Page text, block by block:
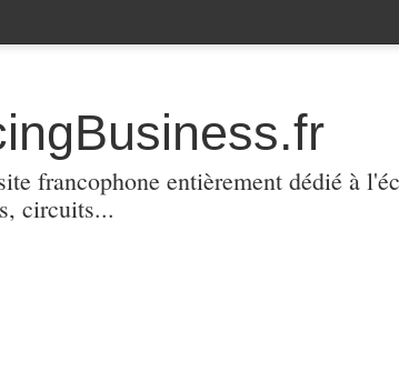
francophone entièrement dédié à
circuits...